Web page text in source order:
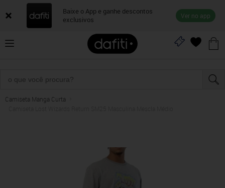
Baixe o App e ganhe descontos
exclusivos
Ver no app
Camiseta Manga Curta